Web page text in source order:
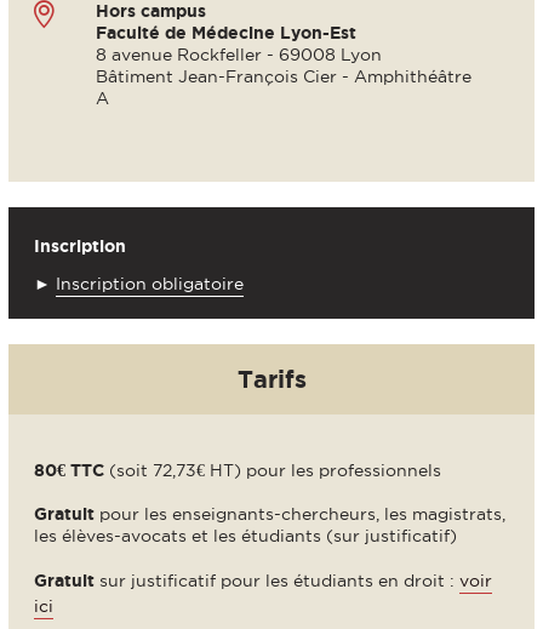
Hors campus
Faculté de Médecine Lyon-Est
8 avenue Rockfeller - 69008 Lyon
Bâtiment Jean-François Cier - Amphithéâtre
A
Inscription
► Inscription obligatoire
Tarifs
80€ TTC (soit 72,73€ HT) pour les professionnels
Gratuit pour les enseignants-chercheurs, les magistrats,
les élèves-avocats et les étudiants (sur justificatif)
Gratuit sur justificatif pour les étudiants en droit : voir
ici